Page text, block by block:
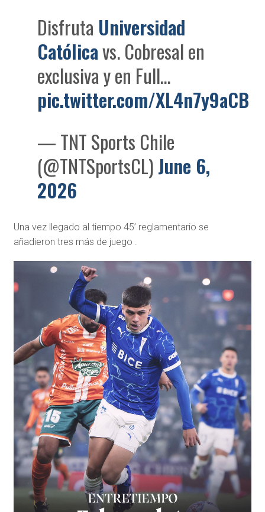
Disfruta Universidad
Católicavs. Cobresal en
exclusiva y en Full…
pic.twitter.com/XL4n7y9aCB
— TNT Sports Chile
(@TNTSportsCL)June 6,
2026
Una vez llegado al tiempo 45’ reglamentario se
añadieron tres más de juego .